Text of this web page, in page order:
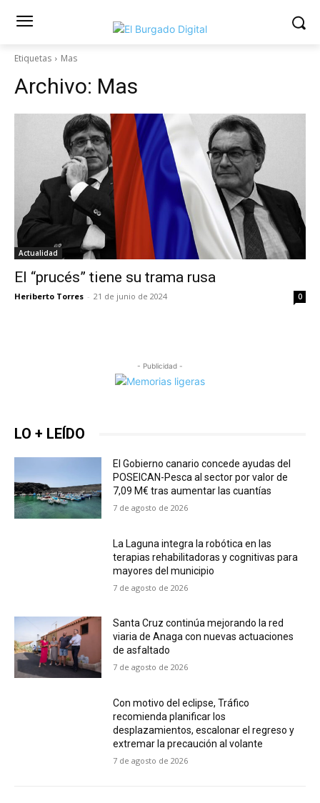
Etiquetas Mas
Archivo: Mas
Actualidad
El “prucés” tiene su trama rusa
Heriberto Torres - 21 de junio de 2024 0
- Publicidad -
LO + LEÍDO
El Gobierno canario concede ayudas del
POSEICAN-Pesca al sector por valor de
7,09 M€ tras aumentar las cuantías
7 de agosto de 2026
La Laguna integra la robótica en las
terapias rehabilitadoras y cognitivas para
mayores del municipio
7 de agosto de 2026
Santa Cruz continúa mejorando la red
viaria de Anaga con nuevas actuaciones
de asfaltado
7 de agosto de 2026
Con motivo del eclipse, Tráfico
recomienda planificar los
desplazamientos, escalonar el regreso y
extremar la precaución al volante
7 de agosto de 2026